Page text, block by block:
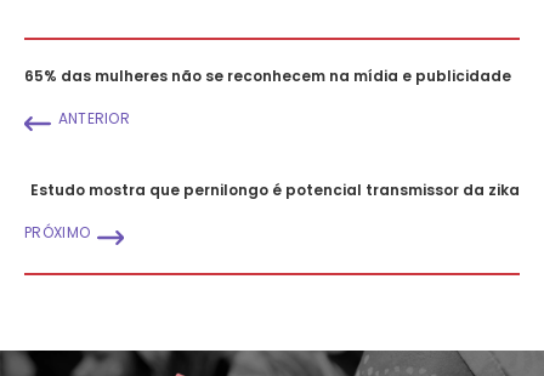
65% das mulheres não se reconhecem na mídia e publicidade
ANTERIOR
Estudo mostra que pernilongo é potencial transmissor da zika
PRÓXIMO